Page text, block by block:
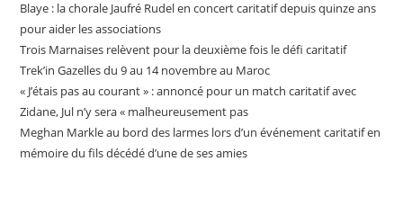
Blaye : la chorale Jaufré Rudel en concert caritatif depuis quinze ans
pour aider les associations
Trois Marnaises relèvent pour la deuxième fois le défi caritatif
Trek’in Gazelles du 9 au 14 novembre au Maroc
« J’étais pas au courant » : annoncé pour un match caritatif avec
Zidane, Jul n’y sera « malheureusement pas
Meghan Markle au bord des larmes lors d’un événement caritatif en
mémoire du fils décédé d’une de ses amies